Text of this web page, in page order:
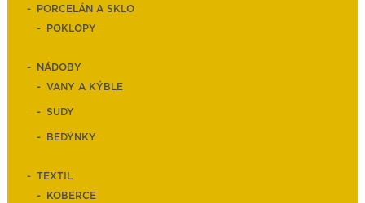
PORCELÁN A SKLO
POKLOPY
NÁDOBY
VANY A KÝBLE
SUDY
BEDÝNKY
TEXTIL
KOBERCE